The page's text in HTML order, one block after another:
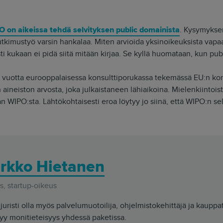
on aikeissa tehdä selvityksen public domainista.
varsin hankalaa. Miten arvioida yksinoikeuksista
kukaan ei pidä siitä mitään kirjaa. Se kyllä huomataan, kun
eurooppalaisessa konsulttiporukassa tekemässä EU:n
arvosta, joka julkaistaneen lähiaikoina.
WIPO:sta. Lähtökohtaisesti eroa löytyy jo siinä, että WIPO:n
Hietanen
startup-oikeus
olla myös palvelumuotoilija, ohjelmistokehittäjä ja
monitieteisyys yhdessä paketissa.